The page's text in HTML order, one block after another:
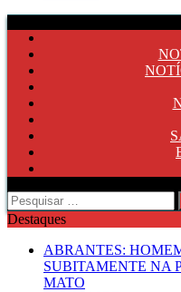
Pesquisar
por:
Destaques
ABRANTES:
SUBITAMENTE NA
MATO